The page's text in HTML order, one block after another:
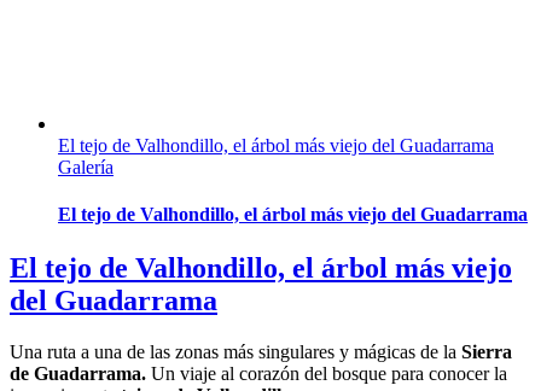
El tejo de Valhondillo, el árbol más viejo del Guadarrama
Galería
El tejo de Valhondillo, el árbol más viejo del Guadarrama
El tejo de Valhondillo, el árbol más viejo
del Guadarrama
Una ruta a una de las zonas más singulares y mágicas de la Sierra
de Guadarrama. Un viaje al corazón del bosque para conocer la